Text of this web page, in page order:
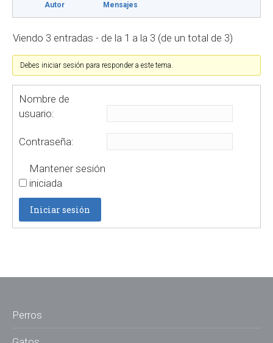
Autor Mensajes
Viendo 3 entradas - de la 1 a la 3 (de un total de 3)
Debes iniciar sesión para responder a este tema.
Nombre de
usuario:
Contraseña:
Mantener sesión
iniciada
Iniciar sesión
Perros